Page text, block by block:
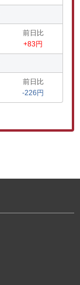
前日比
+83円
前日比
-226円